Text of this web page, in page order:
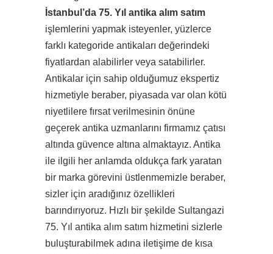
İstanbul’da 75. Yıl antika alım satım
işlemlerini yapmak isteyenler, yüzlerce
farklı kategoride antikaları değerindeki
fiyatlardan alabilirler veya satabilirler.
Antikalar için sahip olduğumuz ekspertiz
hizmetiyle beraber, piyasada var olan kötü
niyetlilere fırsat verilmesinin önüne
geçerek antika uzmanlarını firmamız çatısı
altında güvence altına almaktayız. Antika
ile ilgili her anlamda oldukça fark yaratan
bir marka görevini üstlenmemizle beraber,
sizler için aradığınız özellikleri
barındırıyoruz. Hızlı bir şekilde Sultangazi
75. Yıl antika alım satım hizmetini sizlerle
buluşturabilmek adına iletişime de kısa